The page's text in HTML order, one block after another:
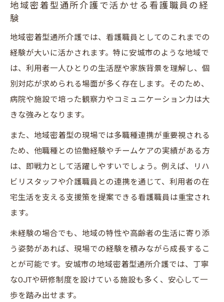
地域密着型通所介護で活かせる看護職員の経
験
地域密着型通所介護では、看護職員としてのこれまでの
経験が大いに活かされます。特に安城市のような地域で
は、利用者一人ひとりの生活歴や家族背景を理解し、個
別対応が求められる場面が多く存在します。そのため、
病院や施設で培った観察力やコミュニケーション力は大
きな強みとなります。
また、地域密着型の現場では多職種連携が重要視される
ため、他職種との協働経験やチームケアの実績がある方
は、即戦力として活躍しやすいでしょう。例えば、リハ
ビリスタッフや介護職員との連携を通じて、利用者の在
宅生活を支える支援策を提案できる看護職員は重宝され
ます。
未経験の場合でも、地域の特性や高齢者の生活に寄り添
う姿勢があれば、現場での経験を積みながら成長するこ
とが可能です。安城市の地域密着型通所介護では、丁寧
なOJTや研修制度を設けている施設も多く、安心して一
歩を踏み出せます。